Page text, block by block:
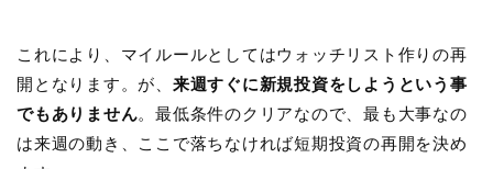
これにより、マイルールとしてはウォッチリスト作りの再
開となります。が、 来週すぐに新規投資をしようという事
でもありません。最低条件のクリアなので、最も大事なの
は来週の動き、ここで落ちなければ短期投資の再開を決め